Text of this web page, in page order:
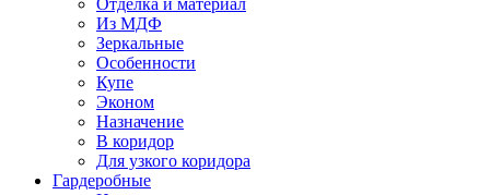
Отделка и материал
Из МДФ
Зеркальные
Особенности
Купе
Эконом
Назначение
В коридор
Для узкого коридора
Гардеробные